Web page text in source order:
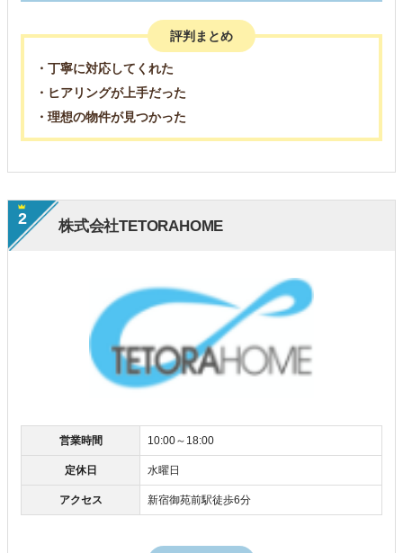
評判まとめ
・丁寧に対応してくれた
・ヒアリングが上手だった
・理想の物件が見つかった
株式会社TETORAHOME
2
営業時間 10:00～18:00
定休日 水曜日
アクセス 新宿御苑前駅徒歩6分